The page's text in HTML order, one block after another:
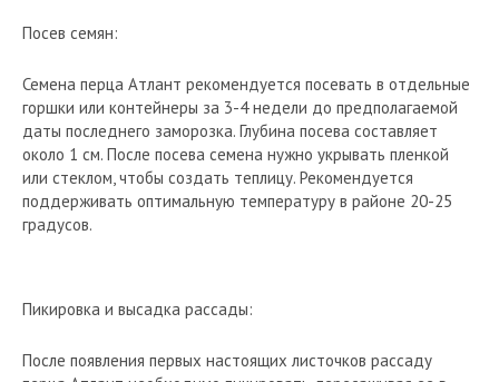
Посев семян:
Семена перца Атлант рекомендуется посевать в отдельные
горшки или контейнеры за 3-4 недели до предполагаемой
даты последнего заморозка. Глубина посева составляет
около 1 см. После посева семена нужно укрывать пленкой
или стеклом, чтобы создать теплицу. Рекомендуется
поддерживать оптимальную температуру в районе 20-25
градусов.
Пикировка и высадка рассады:
После появления первых настоящих листочков рассаду